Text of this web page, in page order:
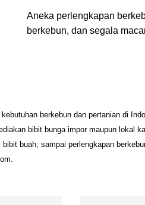
Aneka perlengkapan
berkebun, dan segala
berkebun dan pertanian di
bibit bunga impor maupun lokal
buah, sampai perlengkapan